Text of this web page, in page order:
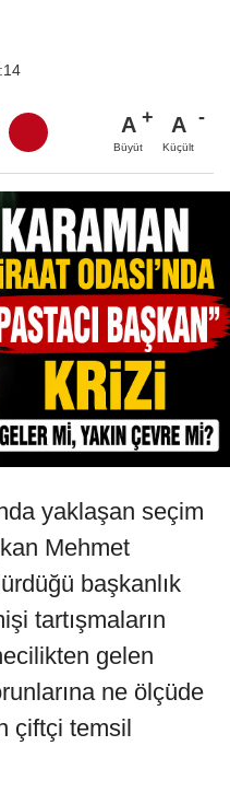
A
Büyüt
A
Küçült
yaklaşan seçim
Mehmet
başkanlık
tartışmaların
gelen
ne ölçüde
çiftçi temsil